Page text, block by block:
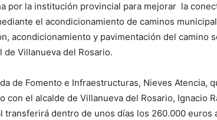
por la institución provincial para mejorar la
el acondicionamiento de caminos
acondicionamiento y pavimentación del camino
de Villanueva del Rosario.
de Fomento e Infraestructuras, Nieves Atencia,
con el alcalde de Villanueva del Rosario, Ignacio
transferirá dentro de unos días los 260.000 euros